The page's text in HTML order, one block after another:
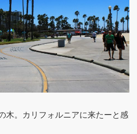
木。カリフォルニアに来たーと感